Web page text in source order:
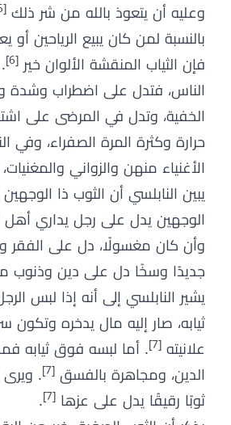
وعليه أن يتعوذ بالله من شر ذلك [6]
بالنسبة لمن كان يبيع الرياحين أو
فإن الثياب المنقشة الألوان خير [6]
الناس، فتدل على اضطراب وشدة
الخفية، وتدل في المرضى على
حرارة وكثرة المرة الصفراء، وفي
الأغنياء منهن والزواني
يبين النابلسي أن الثوب ذا
الوجهين يدل على رجل يداري أهل
وأن كان مغسولًا، دل على الفقر
جديدًا وسخًا دل على دين وذنوب
يشير النابلسي إلى أنه إذا لبس
ثيابه، صار إليه مال يدخره وتكون
علانيته [7] . أما لبسه فوق ثيابه
الدين، ومجاهرة بالفسق [7]
.
ثوبًا رقيقًا يدل على عزها [7]
.